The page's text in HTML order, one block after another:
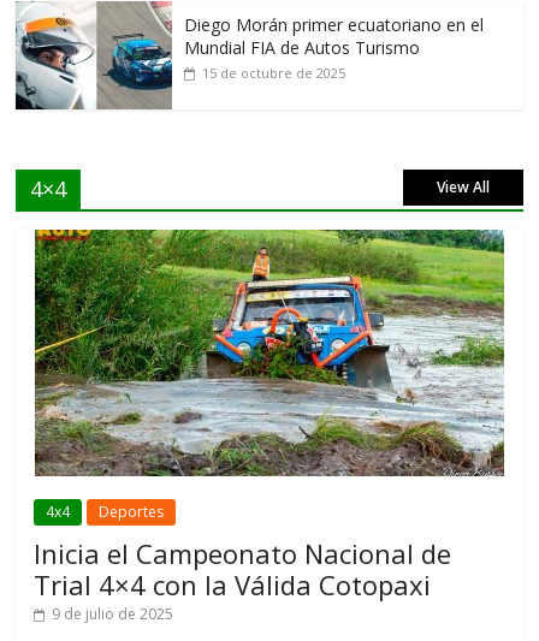
Diego Morán primer ecuatoriano en el
Mundial FIA de Autos Turismo
15 de octubre de 2025
4×4 View All
4x4 Deportes
Inicia el Campeonato Nacional de
Trial 4×4 con la Válida Cotopaxi
9 de julio de 2025